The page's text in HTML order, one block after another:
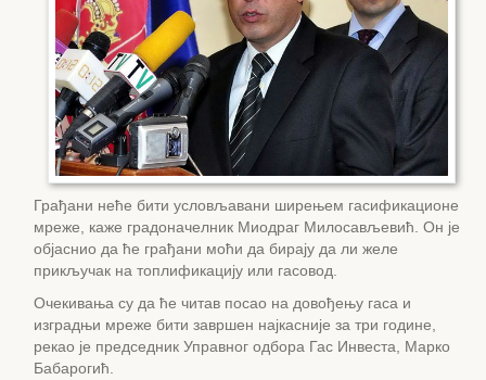
Грађани неће бити условљавани ширењем гасификационе
мреже, каже градоначелник Миодраг Милосављевић. Он је
објаснио да ће грађани моћи да бирају да ли желе
прикључак на топлификацију или гасовод.
Очекивања су да ће читав посао на довођењу гаса и
изградњи мреже бити завршен најкасније за три године,
рекао је председник Управног одбора Гас Инвеста, Марко
Бабарогић.